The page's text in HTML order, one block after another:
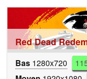
Red Dead
Bas 1280x720